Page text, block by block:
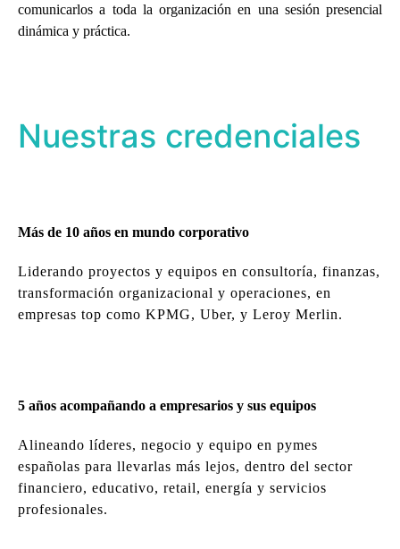
comunicarlos a toda la organización en una sesión presencial
dinámica y práctica.
Nuestras credenciales
Más de 10 años en mundo corporativo
Liderando proyectos y equipos en consultoría, finanzas,
transformación organizacional y operaciones, en
empresas top como KPMG, Uber, y Leroy Merlin.
5 años acompañando a empresarios y sus equipos
Alineando líderes, negocio y equipo en pymes
españolas para llevarlas más lejos, dentro del sector
financiero, educativo, retail, energía y servicios
profesionales.